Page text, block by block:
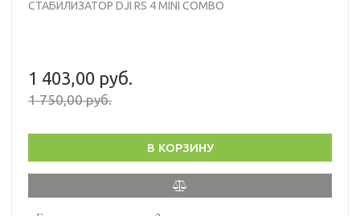
СТАБИЛИЗАТОР DJI RS 4 MINI COMBO
1 403,00 руб.
1 750,00 руб.
В КОРЗИНУ